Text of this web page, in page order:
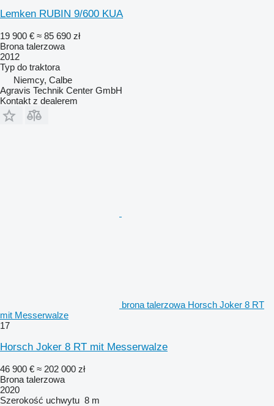
Lemken RUBIN 9/600 KUA
19 900 € ≈ 85 690 zł
Brona talerzowa
2012
Typ do traktora
Niemcy, Calbe
Agravis Technik Center GmbH
Kontakt z dealerem
brona talerzowa Horsch Joker 8 RT
mit Messerwalze
17
Horsch Joker 8 RT mit Messerwalze
46 900 € ≈ 202 000 zł
Brona talerzowa
2020
Szerokość uchwytu 8 m